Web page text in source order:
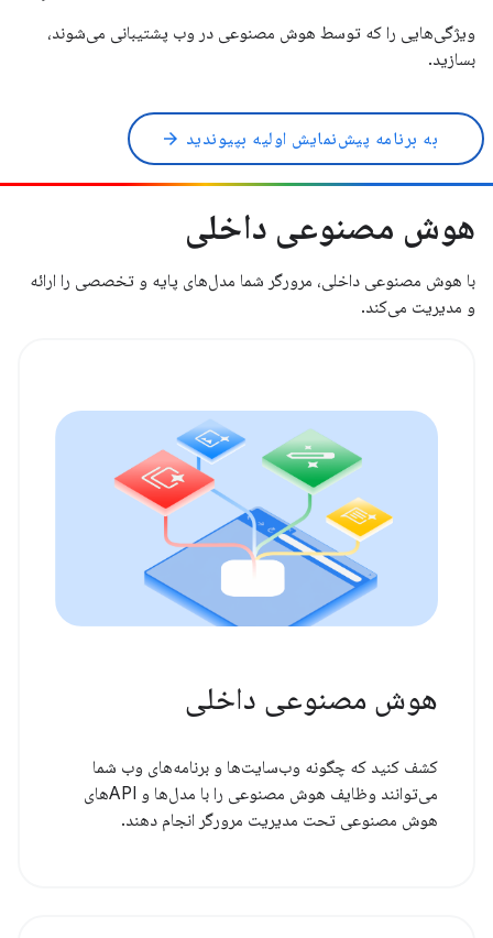
ویژگی‌هایی را که توسط هوش مصنوعی در وب پشتیبانی می‌شوند،
بسازید.
به برنامه پیش‌نمایش اولیه بپیوندید arrow_forward
هوش مصنوعی داخلی
با هوش مصنوعی داخلی، مرورگر شما مدل‌های پایه و تخصصی را ارائه
و مدیریت می‌کند.
هوش مصنوعی داخلی
کشف کنید که چگونه وب‌سایت‌ها و برنامه‌های وب شما
می‌توانند وظایف هوش مصنوعی را با مدل‌ها و APIهای
هوش مصنوعی تحت مدیریت مرورگر انجام دهند.